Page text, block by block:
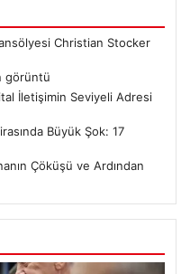
Christian Stocker
görüntü
İletişimin Seviyeli Adresi
Büyük Şok: 17
Çöküşü ve Ardından